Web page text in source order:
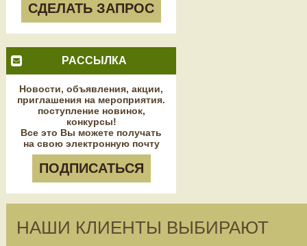
СДЕЛАТЬ ЗАПРОС
РАССЫЛКА
Новости, объявления, акции,
приглашения на мероприятия.
поступление новинок,
конкурсы!
Все это Вы можете получать
на свою электронную почту
ПОДПИСАТЬСЯ
НАШИ КЛИЕНТЫ ВЫБИРАЮТ